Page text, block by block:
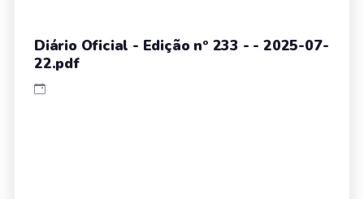
Diário Oficial - Edição nº 233 - - 2025-07-
22.pdf